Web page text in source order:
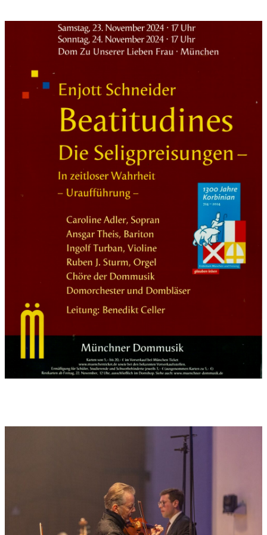
Sopran: geboren 1893 Chur/Schweiz, hingerichtet mit dem
Fallbeil im Gefängnis München-Stadelheim
Chor: Goldschmidt Annemarie und Goldschmidt Elfriede,
gestorben im KZ Ausschwitz 1945
Sopran: geboren 1906 in München, hingerichtet im Gefängnis
Berlin-Plötzensee
Bariton: am 26. August 1945
Nr. 16 SELIG, DIE VERFOLGT WERDEN…
Chor: Makarioi, Beati, Selig!
Selig, die verfolgt werden um der Gerechtigkeit willen, denn
Nr. 17 FREUT EUCH UND JUBELT
Chor: Makarioi, Beati, Selig!
Selig seid ihr, wenn um meinetwillen man euch schmäht und
verfolgt und alles Böse über euch redet. / Freut euch und
jubelt: Denn euer Lohn wird groß sein im Himmel. So wurden
nämlich schon vor Euch die Propheten verfolgt (Math. 6, 11-12)